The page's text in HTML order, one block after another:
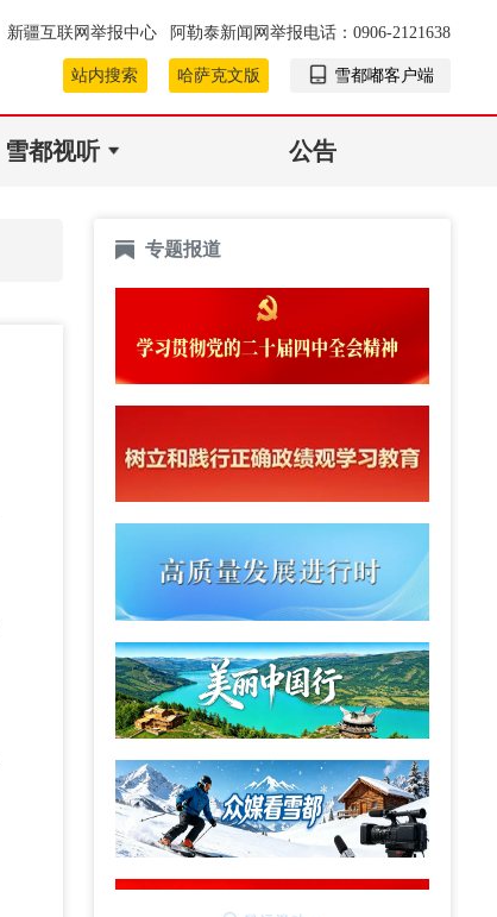
新疆互联网举报中心 阿勒泰新闻网举报电话：0906-2121638
站内搜索 哈萨克文版 雪都嘟客户端
雪都视听 公告
专题报道